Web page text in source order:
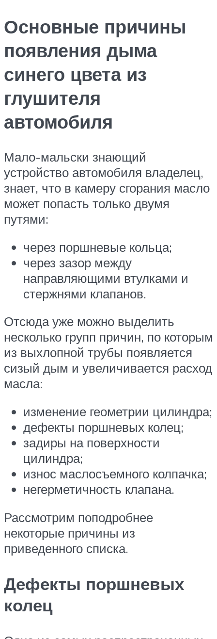
Основные причины
появления дыма
синего цвета из
глушителя
автомобиля
Мало-мальски знающий
устройство автомобиля владелец,
знает, что в камеру сгорания масло
может попасть только двумя
путями:
через поршневые кольца;
через зазор между
направляющими втулками и
стержнями клапанов.
Отсюда уже можно выделить
несколько групп причин, по которым
из выхлопной трубы появляется
сизый дым и увеличивается расход
масла:
изменение геометрии цилиндра;
дефекты поршневых колец;
задиры на поверхности
цилиндра;
износ маслосъемного колпачка;
негерметичность клапана.
Рассмотрим поподробнее
некоторые причины из
приведенного списка.
Дефекты поршневых
колец